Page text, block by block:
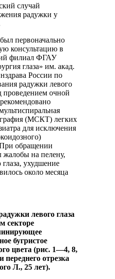
случай
радужки у
первоначально
консультацию в
филиал ФГАУ
глаза» им. акад.
России по
радужки левого
проведением очной
(МСКТ) легких
для исключения
обращении
жалобы на пелену,
ухудшение
около месяца
левого глаза
секторе
бугристое
цвета (рис. 1—4, 8,
отрезка
Л., 25 лет).